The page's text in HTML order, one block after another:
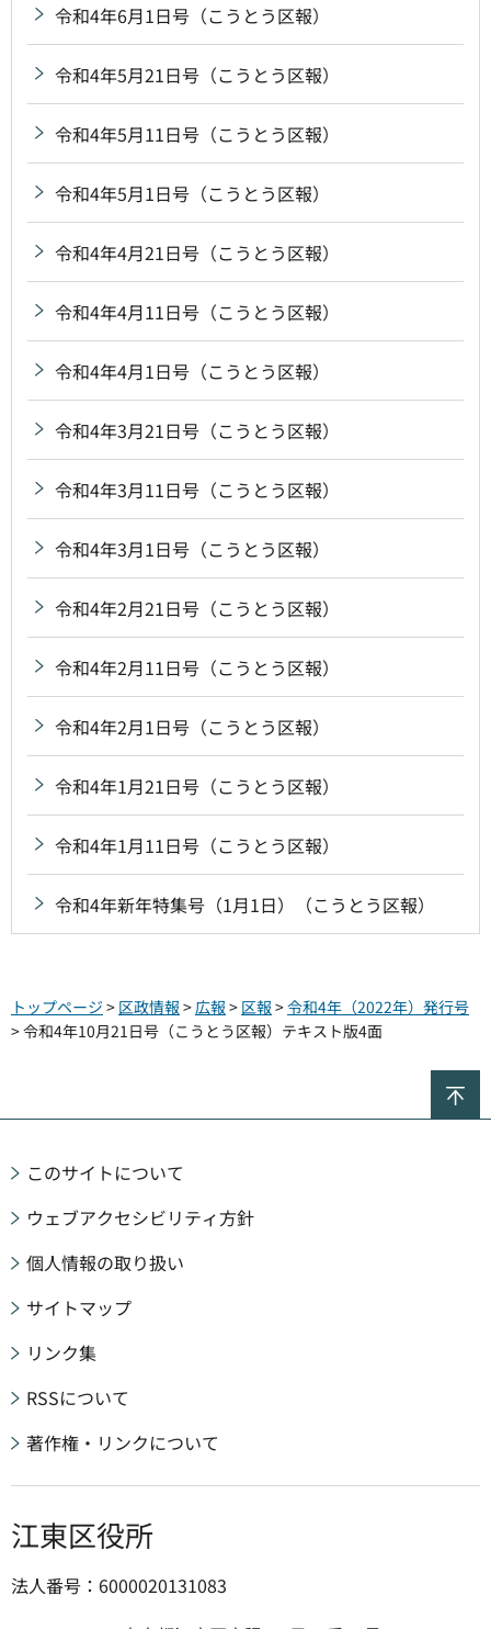
令和4年6月1日号（こうとう区報）
令和4年5月21日号（こうとう区報）
令和4年5月11日号（こうとう区報）
令和4年5月1日号（こうとう区報）
令和4年4月21日号（こうとう区報）
令和4年4月11日号（こうとう区報）
令和4年4月1日号（こうとう区報）
令和4年3月21日号（こうとう区報）
令和4年3月11日号（こうとう区報）
令和4年3月1日号（こうとう区報）
令和4年2月21日号（こうとう区報）
令和4年2月11日号（こうとう区報）
令和4年2月1日号（こうとう区報）
令和4年1月21日号（こうとう区報）
令和4年1月11日号（こうとう区報）
令和4年新年特集号（1月1日）（こうとう区報）
トップページ > 区政情報 >広報 > 区報 >令和4年（2022年）発行号
> 令和4年10月21日号（こうとう区報）テキスト版4面
このサイトについて
ウェブアクセシビリティ方針
個人情報の取り扱い
サイトマップ
リンク集
RSSについて
著作権・リンクについて
江東区役所
法人番号：6000020131083